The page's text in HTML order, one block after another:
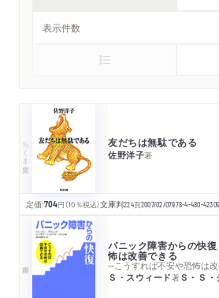
ちくま文庫 友だちは無駄である
佐野洋子著
定価:704円 （10％税込）文庫判224頁2007/02/07978-4-480-
パニック障害からの快
怖は改善できる
─こうすれば不安や恐怖は
Ｓ・スウィード著Ｓ・Ｓ・